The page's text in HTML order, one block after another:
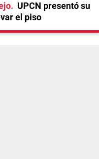
UPCN presentó su
el piso